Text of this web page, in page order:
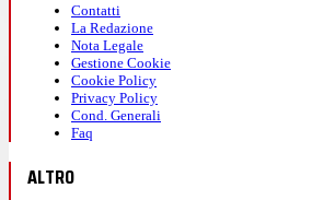
Contatti
La Redazione
Nota Legale
Gestione Cookie
Cookie Policy
Privacy Policy
Cond. Generali
Faq
ALTRO